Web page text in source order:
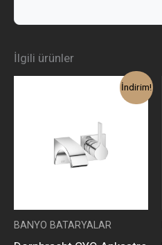
İlgili ürünler
İndirim!
BANYO BATARYALAR
109.500,00₺.
Şu
andaki
fiyat: